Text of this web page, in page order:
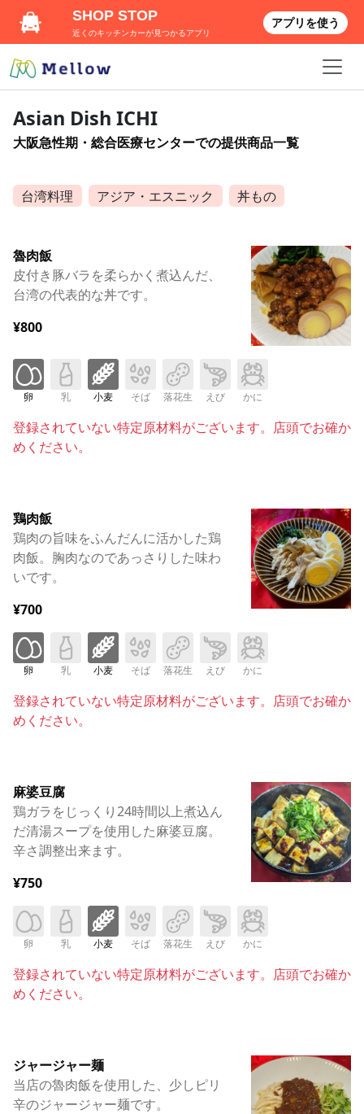
Asian Dish ICHI
大阪急性期・総合医療センターでの提供商品一覧
台湾料理 アジア・エスニック 丼もの
魯肉飯
皮付き豚バラを柔らかく煮込んだ、
台湾の代表的な丼です。
¥800
卵 乳 小麦 そば 落花生 えび かに
登録されていない特定原材料がございます。店頭でお確か
めください。
鶏肉飯
鶏肉の旨味をふんだんに活かした鶏
肉飯。胸肉なのであっさりした味わ
いです。
¥700
卵 乳 小麦 そば 落花生 えび かに
登録されていない特定原材料がございます。店頭でお確か
めください。
麻婆豆腐
鶏ガラをじっくり24時間以上煮込ん
だ清湯スープを使用した麻婆豆腐。
辛さ調整出来ます。
¥750
卵 乳 小麦 そば 落花生 えび かに
登録されていない特定原材料がございます。店頭でお確か
めください。
ジャージャー麺
当店の魯肉飯を使用した、少しピリ
辛のジャージャー麺です。
SHOP STOP
近くのキッチンカーが見つかるアプリ
アプリを使う